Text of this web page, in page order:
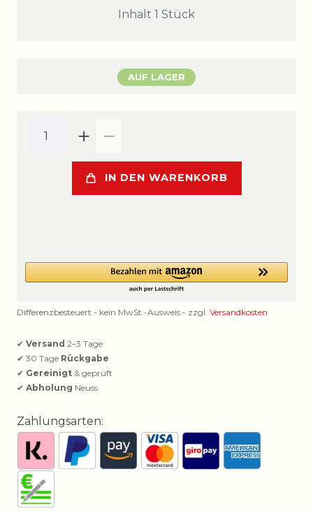
Inhalt 1 Stück
AUF LAGER
IN DEN WARENKORB
Differenzbesteuert - kein MwSt.-Ausweis - zzgl. Versandkosten
✔ Versand 2–3 Tage
✔ 30 Tage Rückgabe
✔ Gereinigt & geprüft
✔ Abholung Neuss
Zahlungsarten: